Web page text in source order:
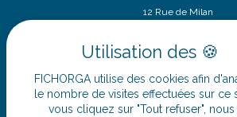
12 Rue de Milan
SIÈGE SOCIAL
59175 Templemars
FICHORGA utilise des cookies afin
le nombre de visites effectuées sur ce
vous cliquez sur "Tout refuser", nous